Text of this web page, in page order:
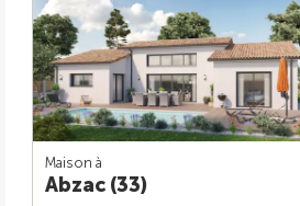
Maison à
Abzac (33)